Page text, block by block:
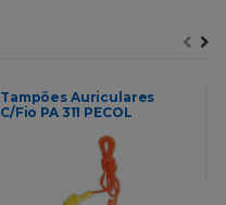
Tampões Auriculares
C/Fio PA 311 PECOL